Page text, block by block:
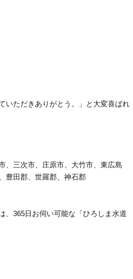
いただきありがとう。」と大変喜ばれ
、三次市、庄原市、大竹市、東広島
豊田郡、世羅郡、神石郡
、365日お伺い可能な「ひろしま水道